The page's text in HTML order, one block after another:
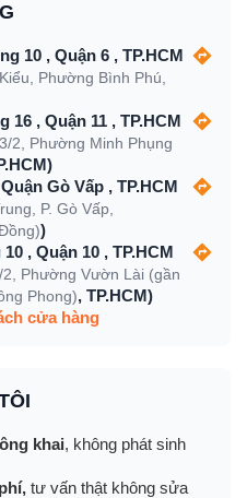
10 , Quận 6 , TP.HCM
Phường Bình Phú,
, Quận 11 , TP.HCM
2, Phường Minh Phụng
Gò Vấp , TP.HCM
P. Gò Vấp,
)
, Quận 10 , TP.HCM
Phường Vườn Lài (gần
Phong), TP.HCM)
cửa hàng
khai, không phát sinh
tư vấn thật không sửa